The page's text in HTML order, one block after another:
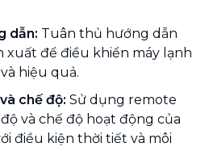
dẫn: Tuân thủ hướng dẫn
xuất để điều khiển máy lạnh
hiệu quả.
chế độ: Sử dụng remote
và chế độ hoạt động của
điều kiện thời tiết và môi